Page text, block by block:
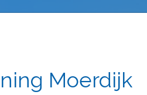
Moerdijk